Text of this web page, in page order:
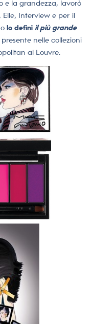
e la grandezza, lavorò
Elle, Interview e per il
lo definì il più grande
nelle collezioni
al Louvre.